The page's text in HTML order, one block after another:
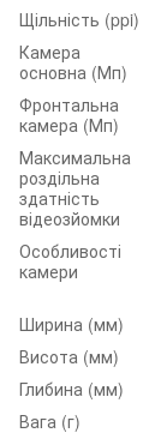
Щільність (ppi)
Камера
основна (Мп)
Фронтальна
камера (Мп)
Максимальна
роздільна
здатність
відеозйомки
Особливості
камери
Ширина (мм)
Висота (мм)
Глибина (мм)
Вага (г)